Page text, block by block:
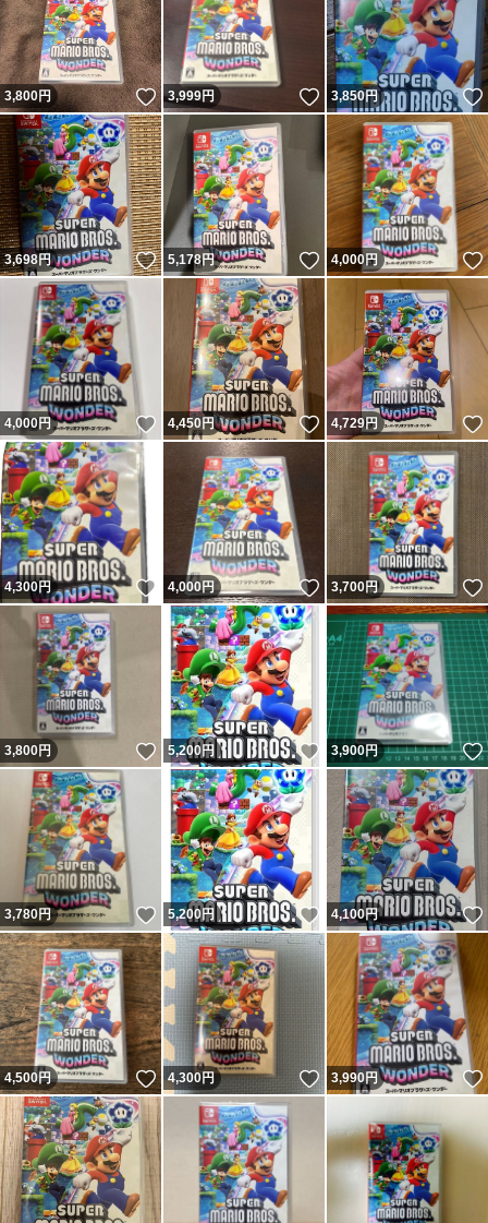
3,800円 いいね！
3,999円 いいね！
3,850円
3,698円 いいね！
5,178円 いいね！
4,000円
4,000円 いいね！
4,450円 いいね！
4,729円
4,300円 いいね！
4,000円 いいね！
3,700円
3,800円 いいね！
5,200 円 いいね！
3,900円
3,780円 いいね！
5,200 円 いいね！
4,100円
4,500円 いいね！
4,300円 いいね！
3,990円